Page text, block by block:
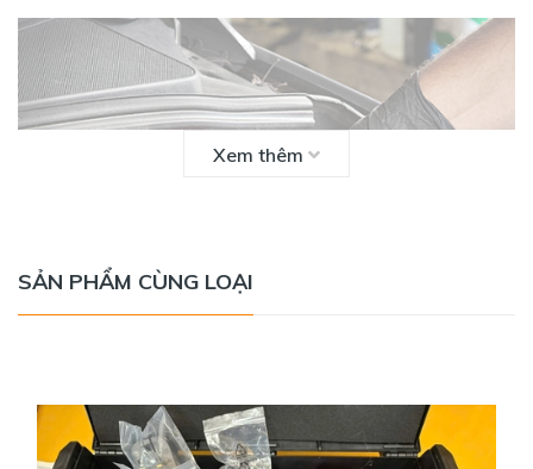
Xem thêm
SẢN PHẨM CÙNG LOẠI